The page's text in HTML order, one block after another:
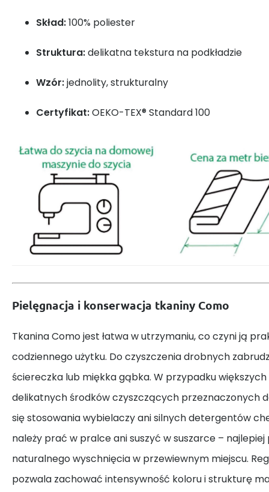
Skład:100% poliester
Struktura:delikatna tekstura na podkładzie
Wzór:jednolity, strukturalny
Certyfikat:OEKO-TEX® Standard 100
Pielęgnacja i konserwacja tkaniny Como
Tkanina Como jest łatwa w utrzymaniu, co czyni ją
codziennego użytku. Do czyszczenia drobnych
ściereczka lub miękka gąbka. W przypadku
delikatnych środków czyszczących przeznaczonych
się stosowania wybielaczy ani silnych detergentów
należy prać w pralce ani suszyć w suszarce –
naturalnego wyschnięcia w przewiewnym miejscu.
pozwala zachować intensywność koloru i strukturę